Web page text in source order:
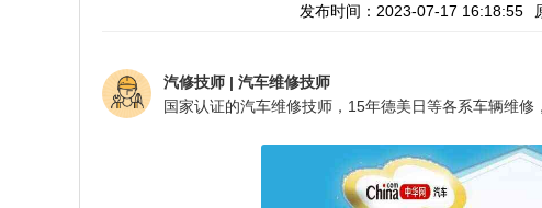
发布时间：2023-07-17 16:18:55
汽修技师 | 汽车维修技师